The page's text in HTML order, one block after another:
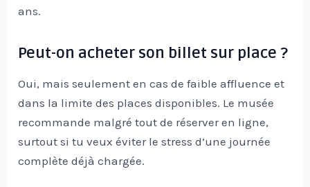
ans.
Peut-on acheter son billet sur place ?
Oui, mais seulement en cas de faible affluence et
dans la limite des places disponibles. Le musée
recommande malgré tout de réserver en ligne,
surtout si tu veux éviter le stress d’une journée
complète déjà chargée.